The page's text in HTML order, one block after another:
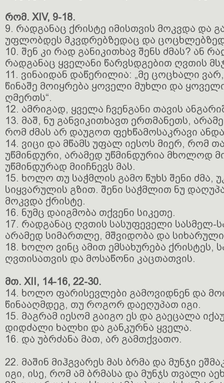
რომ. XIV, 9-18.
9. რადგანაც ქრისტე იმისთვის მოკვდა და
უფლობდეს მკვდრებზედაც და
10. შენ კი რად განიკითხავ შენს ძმას? ან
რადგანაც ყველანი წარვსდგებით ღვთის
11. ვინაიდან დაწერილია: „მე ცოცხალი
წინაშე მოიყრება ყოველი მუხლი და
ღმერთს“.
12. ამრიგად, ყველა ჩვენგანი თავის
13. მაშ, ნუ განვიკითხავთ ერთმანეთს,
რომ ძმას არ დაუგოთ ფეხწამოსაკრავი
14. ვიცი და მწამს უფალ იესოს მიერ, რომ
უწმინდური, არამედ უწმინდურია მხოლოდ
უწმინდურად მიიჩნევს მას.
15. ხოლო თუ საჭმლის გამო წუხს შენი ძმა,
სიყვარულის გზით. შენი საჭმლით ნუ
მოკვდა ქრისტე.
16. ნუმც დაიგმობა თქვენი სიკეთე.
17. რადგანაც ღვთის სასუფეველი სასმელ-
არამედ სიმართლე, მშვიდობა და
18. ხოლო ვინც ამით ემსახურება ქრისტეს,
ღვთისათვის და მოსაწონი კაცთათვის.
მთ. XII, 14-16, 22-30.
14. ხოლო ფარისევლები გამოვიდნენ და
წინააღმდეგ, თუ როგორ დაეღუპათ იგი.
15. მაგრამ იესომ გაიგო ეს და გაეცალა
დიდძალი ხალხი და განკურნა ყველა.
16. და უბრძანა მათ, არ გამთქვათო.
22. მაშინ მიჰგვარეს მას ბრმა და მუნჯი
იგი, ისე, რომ ამ ბრმასა და მუნჯს თვალი